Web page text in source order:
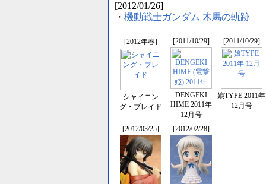
[2012/01/26]
・ 機動戦士ガンダム 木馬の軌跡
[2012年春]
シャイニン
グ・ブレイド
[2011/10/29]
DENGEKI
HIME 2011年
12月号
[2011/10/29]
娘TYPE 2011年
12月号
[2012/03/25] [2012/02/28]